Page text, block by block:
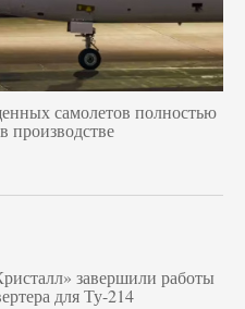
самолетов полностью
производстве
завершили работы
для Ту-214